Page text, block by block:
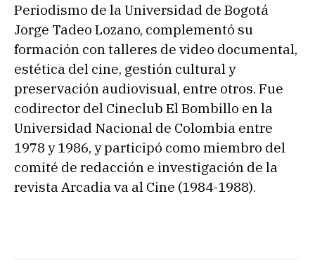
Periodismo de la Universidad de Bogotá
Jorge Tadeo Lozano, complementó su
formación con talleres de video documental,
estética del cine, gestión cultural y
preservación audiovisual, entre otros. Fue
codirector del Cineclub El Bombillo en la
Universidad Nacional de Colombia entre
1978 y 1986, y participó como miembro del
comité de redacción e investigación de la
revista Arcadia va al Cine (1984-1988).